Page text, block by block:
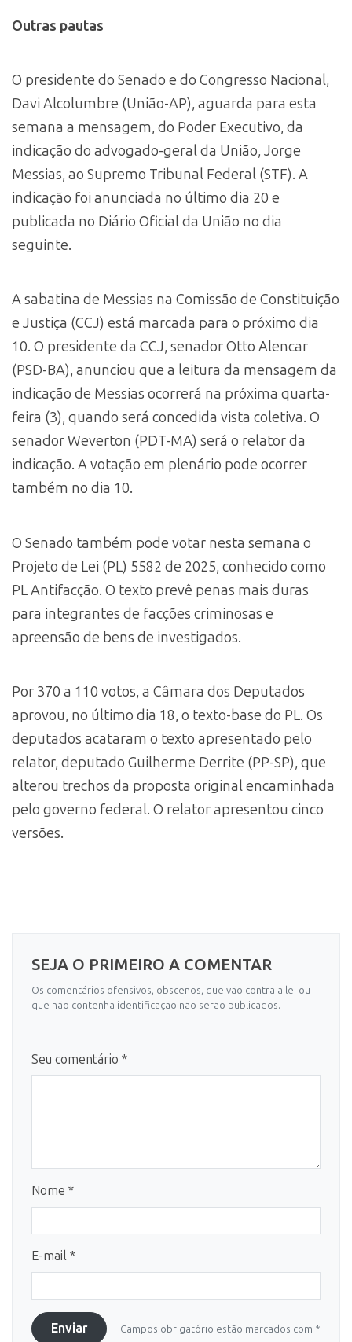
Outras pautas
O presidente do Senado e do Congresso Nacional,
Davi Alcolumbre (União-AP), aguarda para esta
semana a mensagem, do Poder Executivo, da
indicação do advogado-geral da União, Jorge
Messias, ao Supremo Tribunal Federal (STF). A
indicação foi anunciada no último dia 20 e
publicada no Diário Oficial da União no dia
seguinte.
A sabatina de Messias na Comissão de Constituição
e Justiça (CCJ) está marcada para o próximo dia
10. O presidente da CCJ, senador Otto Alencar
(PSD-BA), anunciou que a leitura da mensagem da
indicação de Messias ocorrerá na próxima quarta-
feira (3), quando será concedida vista coletiva. O
senador Weverton (PDT-MA) será o relator da
indicação. A votação em plenário pode ocorrer
também no dia 10.
O Senado também pode votar nesta semana o
Projeto de Lei (PL) 5582 de 2025, conhecido como
PL Antifacção. O texto prevê penas mais duras
para integrantes de facções criminosas e
apreensão de bens de investigados.
Por 370 a 110 votos, a Câmara dos Deputados
aprovou, no último dia 18, o texto-base do PL. Os
deputados acataram o texto apresentado pelo
relator, deputado Guilherme Derrite (PP-SP), que
alterou trechos da proposta original encaminhada
pelo governo federal. O relator apresentou cinco
versões.
SEJA O PRIMEIRO A COMENTAR
Os comentários ofensivos, obscenos, que vão contra a lei ou
que não contenha identificação não serão publicados.
Seu comentário *
Nome *
E-mail *
Enviar Campos obrigatório estão marcados com *